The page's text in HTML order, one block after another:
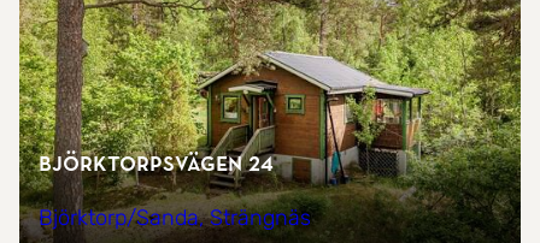
Björktorpsvägen 24
Björktorp/Sanda, Strängnäs